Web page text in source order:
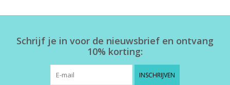
Schrijf je in voor de nieuwsbrief en ontvang
10% korting:
INSCHRIJVEN